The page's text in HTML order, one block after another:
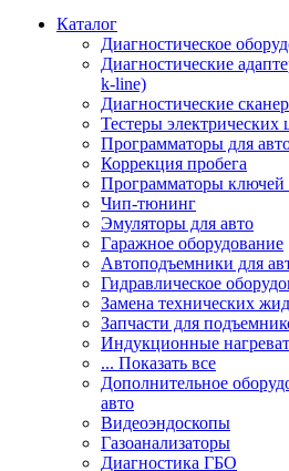
Каталог
Диагностическое
Диагностические
k-line)
Диагностические
Тестеры электрических
Программаторы для
Коррекция пробега
Программаторы ключей
Чип-тюнинг
Эмуляторы для авто
Гаражное оборудование
Автоподъемники для
Гидравлическое
Замена технических
Запчасти для
Индукционные
... Показать все
Дополнительное
авто
Видеоэндоскопы
Газоанализаторы
Диагностика ГБО